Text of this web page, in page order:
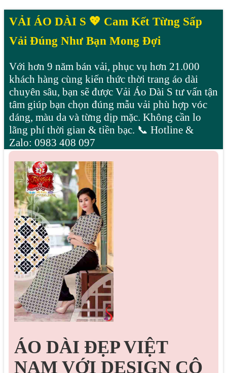
VẢI ÁO DÀI S 💖 Cam Kết Từng Sấp
Vải Đúng Như Bạn Mong Đợi
Với hơn 9 năm bán vải, phục vụ hơn 21.000
khách hàng cùng kiến thức thời trang áo dài
chuyên sâu, bạn sẽ được Vải Áo Dài S tư vấn tận
tâm giúp bạn chọn đúng mẫu vải phù hợp vóc
dáng, màu da và từng dịp mặc. Không cần lo
lãng phí thời gian & tiền bạc. 📞 Hotline &
Zalo: 0983 408 097
ÁO DÀI ĐẸP VIỆT
NAM VỚI DESIGN CÔ